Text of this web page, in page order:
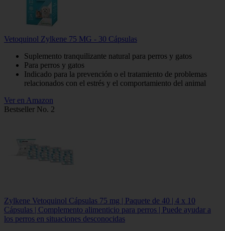
Vetoquinol Zylkene 75 MG - 30 Cápsulas
Suplemento tranquilizante natural para perros y gatos
Para perros y gatos
Indicado para la prevención o el tratamiento de problemas
relacionados con el estrés y el comportamiento del animal
Ver en Amazon
Bestseller No. 2
Zylkene Vetoquinol Cápsulas 75 mg | Paquete de 40 | 4 x 10
Cápsulas | Complemento alimenticio para perros | Puede ayudar a
los perros en situaciones desconocidas